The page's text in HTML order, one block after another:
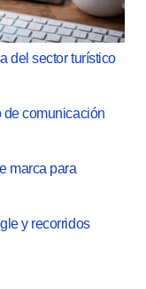
del sector turístico
de comunicación
marca para
y recorridos